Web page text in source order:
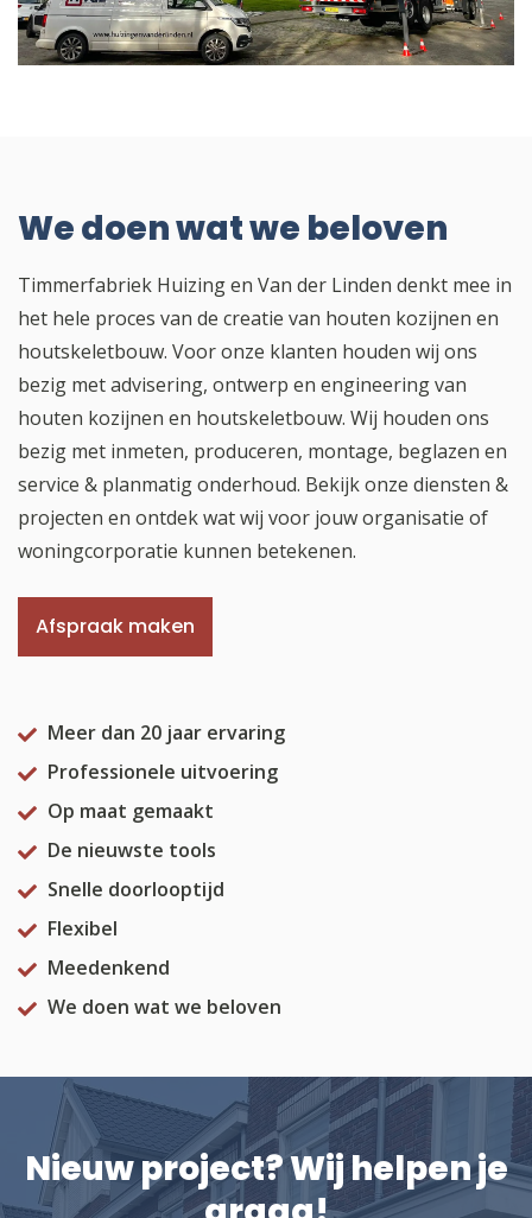
We doen wat we beloven
Timmerfabriek Huizing en Van der Linden denkt mee in
het hele proces van de creatie van houten kozijnen en
houtskeletbouw. Voor onze klanten houden wij ons
bezig met advisering, ontwerp en engineering van
houten kozijnen en houtskeletbouw. Wij houden ons
bezig met inmeten, produceren, montage, beglazen en
service & planmatig onderhoud. Bekijk onze diensten &
projecten en ontdek wat wij voor jouw organisatie of
woningcorporatie kunnen betekenen.
Afspraak maken
Meer dan 20 jaar ervaring
Professionele uitvoering
Op maat gemaakt
De nieuwste tools
Snelle doorlooptijd
Flexibel
Meedenkend
We doen wat we beloven
Nieuw project? Wij helpen je